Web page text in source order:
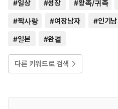
#일상 #성장 #왕족/귀족
#짝사랑 #여장남자 #인기남
#일본 #완결
다른 키워드로 검색